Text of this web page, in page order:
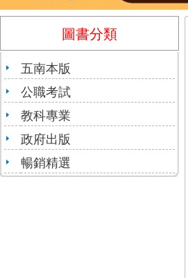
圖書分類
五南本版
公職考試
教科專業
政府出版
暢銷精選